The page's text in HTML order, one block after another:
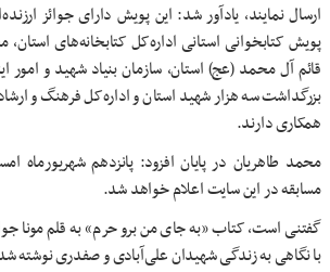
ارسال نمایند، یادآور شد: این پویش دارای جوائز
پویش کتابخوانی استانی اداره‌کل کتابخانه‌های
قائم آل محمد (عج) استان، سازمان بنیاد شهید و امور
بزرگداشت سه هزار شهید استان و اداره‌کل فرهنگ و
همکاری دارند.
محمد طاهریان در پایان افزود: پانزدهم شهریورماه
مسابقه در این سایت اعلام خواهد شد.
گفتنی است، کتاب «به جای من برو حرم» به قلم مونا
با نگاهی به زندگی شهیدان علی‌آبادی و صفدری نوشته